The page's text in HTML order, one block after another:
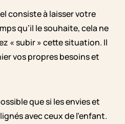
consiste à laisser votre
qu’il le souhaite, cela ne
« subir » cette situation. Il
vos propres besoins et
que si les envies et
avec ceux de l’enfant.